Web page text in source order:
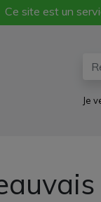
Ce site est un
Je